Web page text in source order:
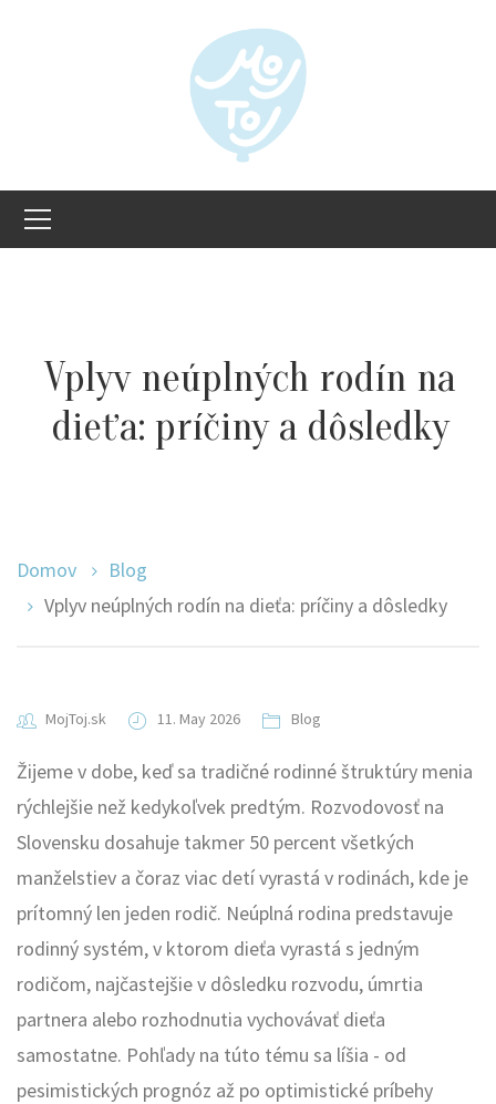
Vplyv neúplných rodín na
dieťa: príčiny a dôsledky
Domov
Blog
Vplyv neúplných rodín na dieťa: príčiny a dôsledky
MojToj.sk 11. May 2026 Blog
Žijeme v dobe, keď sa tradičné rodinné štruktúry menia
rýchlejšie než kedykoľvek predtým. Rozvodovosť na
Slovensku dosahuje takmer 50 percent všetkých
manželstiev a čoraz viac detí vyrastá v rodinách, kde je
prítomný len jeden rodič. Neúplná rodina predstavuje
rodinný systém, v ktorom dieťa vyrastá s jedným
rodičom, najčastejšie v dôsledku rozvodu, úmrtia
partnera alebo rozhodnutia vychovávať dieťa
samostatne. Pohľady na túto tému sa líšia - od
pesimistických prognóz až po optimistické príbehy